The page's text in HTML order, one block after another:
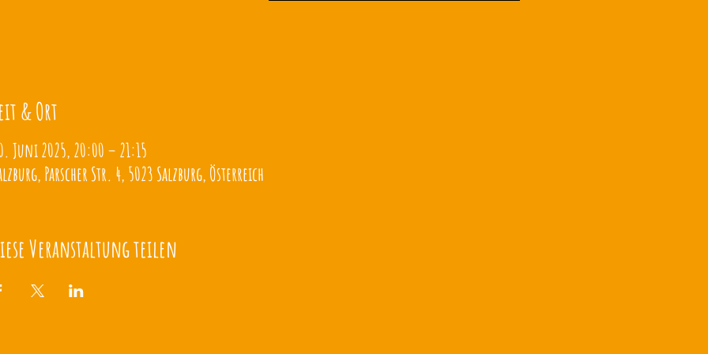
& Ort
Juni 2025, 20:00 – 21:15
Parscher Str. 4, 5023 Salzburg, Österreich
Veranstaltung teilen